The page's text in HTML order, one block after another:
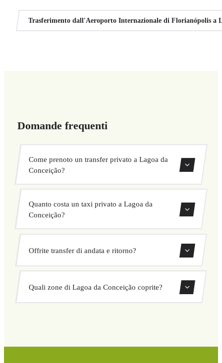
Trasferimento dall'Aeroporto Internazionale di Florianópolis a
Domande frequenti
Come prenoto un transfer privato a Lagoa da
Conceição?
confermare subito il tuo transfer. Scegli ritiro e
fisso.
Quanto costa un taxi privato a Lagoa da
Conceição?
prezzo fisso concordato prima della partenza. Nessun costo
nascosto né sorprese. Consulta il tuo prezzo subito nel
Offrite transfer di andata e ritorno?
ritorno direttamente dal nostro sistema di prenotazione.
Quali zone di Lagoa da Conceição coprite?